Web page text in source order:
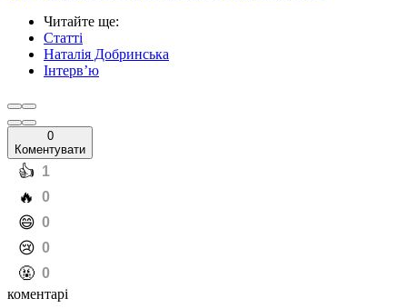
Читайте ще:
Статті
Наталія Добринська
Інтерв’ю
0
Коментувати
️👍 1
️🔥 0
️😄 0
️😢 0
️🤬 0
коментарі